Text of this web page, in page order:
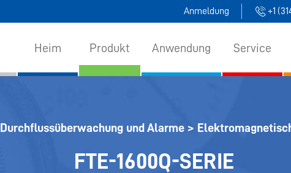
Anmeldung +1
Heim Produkt Anwendung Service
Durchflussüberwachung und Alarme >
FTE-1600Q-SERIE